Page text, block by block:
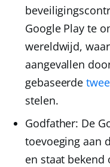
Google Play te
wereldwijd,
aangevallen
gebaseerde
stelen.
Godfather: De
toevoeging aan
en staat bekend